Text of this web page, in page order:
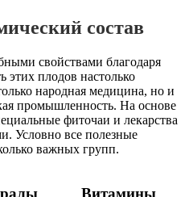
состав
свойствами благодаря
этих плодов настолько
народная медицина, но и
промышленность. На основе
фиточаи и лекарства
Условно все полезные
важных групп.
Витамины